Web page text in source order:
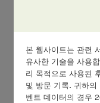
본 웹사이트는 관련
유사한 기술을 사용
리 목적으로 사용된
및 방문 기록. 귀하
벤트 데이터의 경우